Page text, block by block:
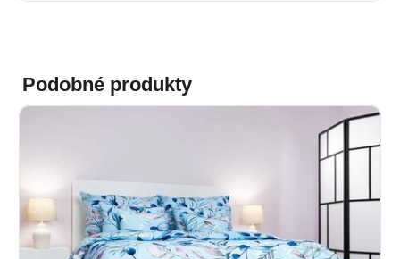
Podobné produkty